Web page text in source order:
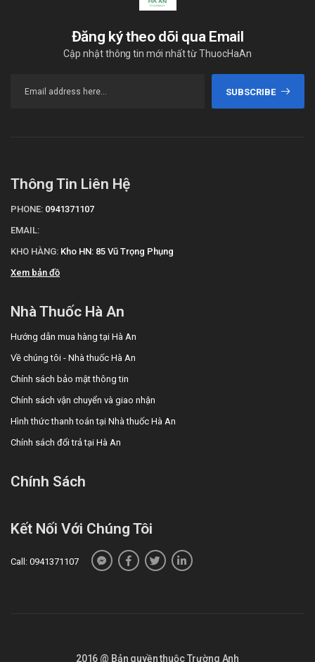
Đăng ký theo dõi qua Email
Cập nhật thông tin mới nhất từ ThuocHaAn
SUBSCRIBE
Thông Tin Liên Hệ
PHONE: 0941371107
EMAIL:
KHO HÀNG: Kho HN: 85 Vũ Trọng Phụng
Xem bản đồ
Nhà Thuốc Hà An
Hướng dẫn mua hàng tại Hà An
Về chúng tôi - Nhà thuốc Hà An
Chính sách bảo mật thông tin
Chính sách vận chuyển và giao nhận
Hình thức thanh toán tại Nhà thuốc Hà An
Chính sách đổi trả tại Hà An
Chính Sách
Kết Nối Với Chúng Tôi
Call: 0941371107
2016 @ Bản quyền thuộc Trường Anh